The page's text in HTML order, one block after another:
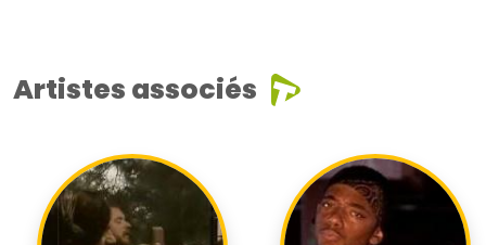
Artistes associés